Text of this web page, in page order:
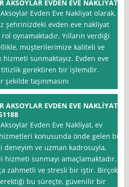
AKSOYLAR EVDEN EVE NAKLİYAT
Evden Eve Nakliyat olarak,
şehrinizdeki evden eve nakliyat
oynamaktadır. Yılların verdiği
müşterilerimize kaliteli ve
hizmeti sunmaktayız. Evden eve
titizlik gerektiren bir işlemdir.
şekilde taşınmasını
AKSOYLAR EVDEN EVE NAKLİYAT
Evden Eve Nakli̇yat, ev
konusunda önde gelen bir
deneyim ve uzman kadrosuyla,
sunmayı amaçlamaktadır.
zahmetli ve stresli bir iştir. Birçok
bu süreçte, güvenilir bir